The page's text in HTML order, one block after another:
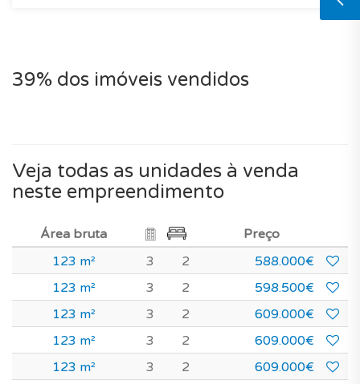
39% dos imóveis vendidos
Veja todas as unidades à venda
neste empreendimento
Área bruta
Preço
123 m²
3 2
588.000€
123 m²
3 2
598.500€
123 m²
3 2
609.000€
123 m²
3 2
609.000€
123 m²
3 2
609.000€